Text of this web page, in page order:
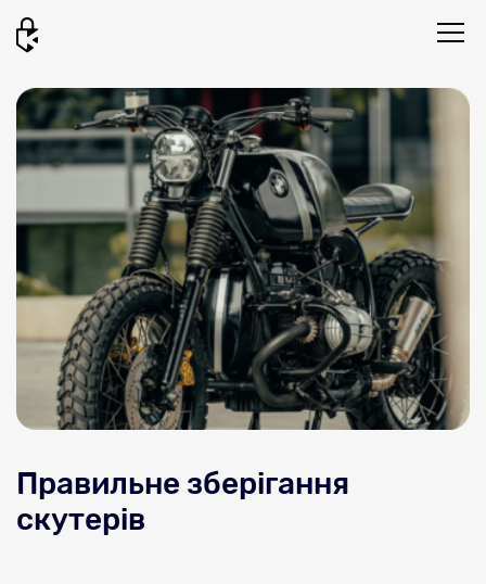
Правильне зберігання
скутерів